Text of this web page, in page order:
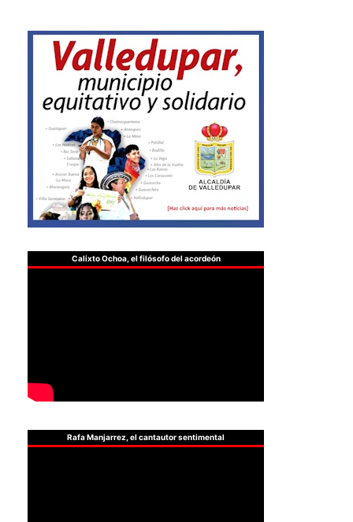
Calixto Ochoa, el filósofo del acordeón
Rafa Manjarrez, el cantautor sentimental